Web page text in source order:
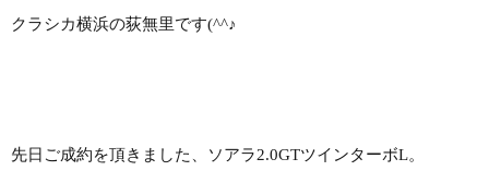
クラシカ横浜の荻無里です(^^♪
先日ご成約を頂きました、ソアラ2.0GTツインターボL。